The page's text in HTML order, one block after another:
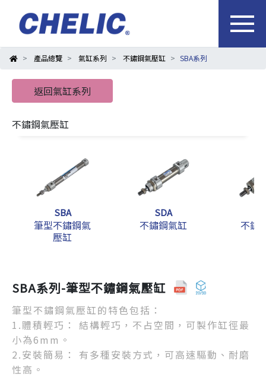
產品總覽 氣缸系列 不鏽鋼氣壓缸 SBA系列
返回氣缸系列
不鏽鋼氣壓缸
SBA
筆型不鏽鋼氣
壓缸
SDA
不鏽鋼氣缸 不鏽
SBA系列-筆型不鏽鋼氣壓缸
筆型不鏽鋼氣壓缸的特色包括：
1.體積輕巧： 結構輕巧，不占空間，可製作缸徑最
小為6mm。
2.安裝簡易： 有多種安裝方式，可高速驅動、耐磨
性高。